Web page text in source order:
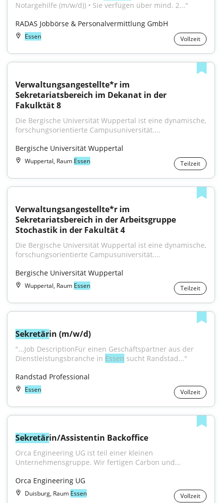
Notargehilfe (m/w/d)) • Sie verfügen über mind. 2..."
RADAS Jobbörse & Personalvermittlung GmbH
Essen Vollzeit
Verwaltungsangestellte*r im
Sekretariatsbereich im Dekanat in der
Fakulktät 8
Die Bergische Universität Wuppertal ist eine dynamische,
forschungsorientierte Campusuniversität....
Bergische Universität Wuppertal
Wuppertal, Raum Essen Teilzeit
Verwaltungsangestellte*r im
Sekretariatsbereich in der Arbeitsgruppe
Stochastik in der Fakultät 4
Die Bergische Universität Wuppertal ist eine dynamische,
forschungsorientierte Campusuniversität....
Bergische Universität Wuppertal
Wuppertal, Raum Essen Teilzeit
Sekretärin (m/w/d)
"...Job DescriptionFür einen Geschäftspartner aus der
Dienstleistungsbranche in Essen sucht Randstad..."
Randstad Professional
Essen Vollzeit
Sekretärin/Assistentin Backoffice
Orca Engineering UG ist teil einer kleinen
Unternehmensgruppe. Wir fertigen Carbon und...
Orca Engineering UG
Duisburg, Raum Essen Vollzeit